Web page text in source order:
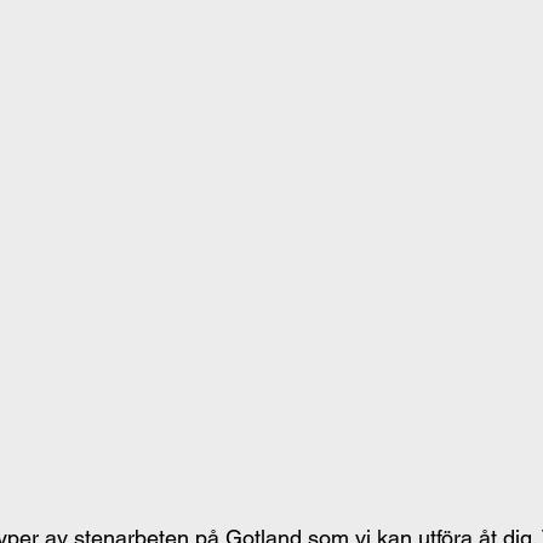
av stenarbeten på Gotland som vi kan utföra åt dig.